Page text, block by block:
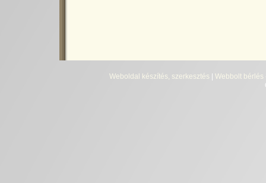
Weboldal készítés, szerkesztés
Webbolt bérlés